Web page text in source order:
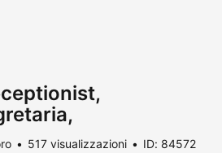
517 visualizzazioni ID: 84572